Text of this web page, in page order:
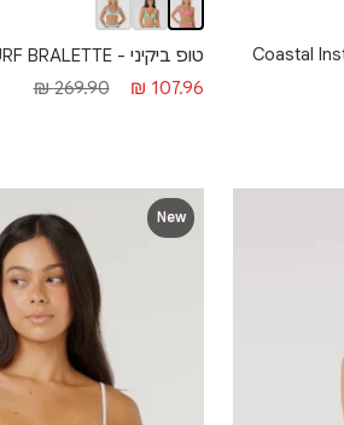
טופ ביקיני - LUXE SURF BRALETTE
מחיר
107.96 ₪
מחיר
269.90 ₪
New